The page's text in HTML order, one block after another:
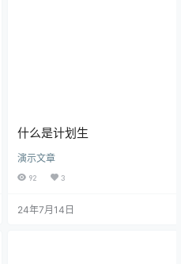
什么是计划生
演示文章
92 3
24年7月14日